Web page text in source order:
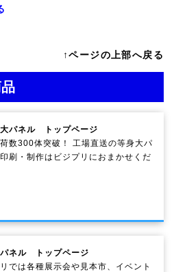
↑ページの上部へ戻る
パネル トップページ
数300体突破！ 工場直送の等身大パ
刷・制作は ビジプリ におまかせくだ
ネル トップページ
では各種展示会や見本市、イベント